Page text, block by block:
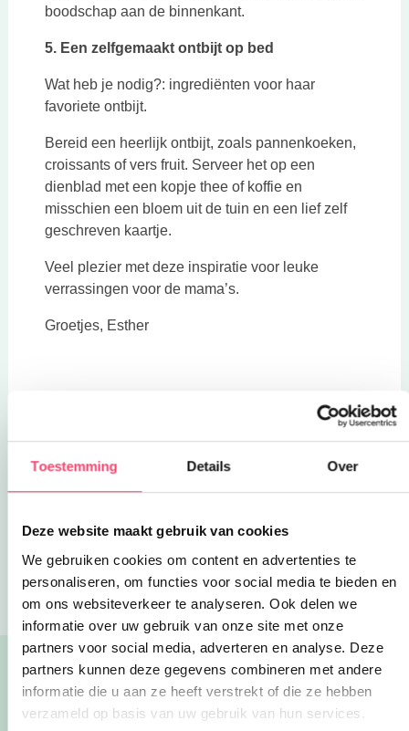
Toestemming Details Over
Deze website maakt gebruik van cookies
We gebruiken cookies om content en advertenties te
personaliseren, om functies voor social media te bieden en
om ons websiteverkeer te analyseren. Ook delen we
informatie over uw gebruik van onze site met onze
partners voor social media, adverteren en analyse. Deze
partners kunnen deze gegevens combineren met andere
informatie die u aan ze heeft verstrekt of die ze hebben
verzameld op basis van uw gebruik van hun services.
boodschap aan de binnenkant.
5. Een zelfgemaakt ontbijt op bed
Wat heb je nodig?: ingrediënten voor haar
favoriete ontbijt.
Bereid een heerlijk ontbijt, zoals pannenkoeken,
croissants of vers fruit. Serveer het op een
dienblad met een kopje thee of koffie en
misschien een bloem uit de tuin en een lief zelf
geschreven kaartje.
Veel plezier met deze inspiratie voor leuke
verrassingen voor de mama’s.
Groetjes, Esther
Blogs 5x Moederdag verrassingen
Lees ook:
Alle blogs